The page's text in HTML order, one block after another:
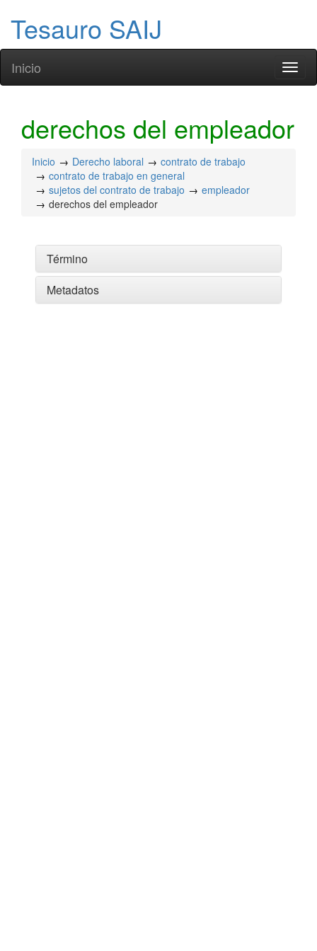
Tesauro SAIJ
Inicio
derechos del empleador
Inicio Derecho laboral
contrato de trabajo
contrato de trabajo en general
sujetos del contrato de trabajo
empleador
derechos del empleador
Término
Metadatos